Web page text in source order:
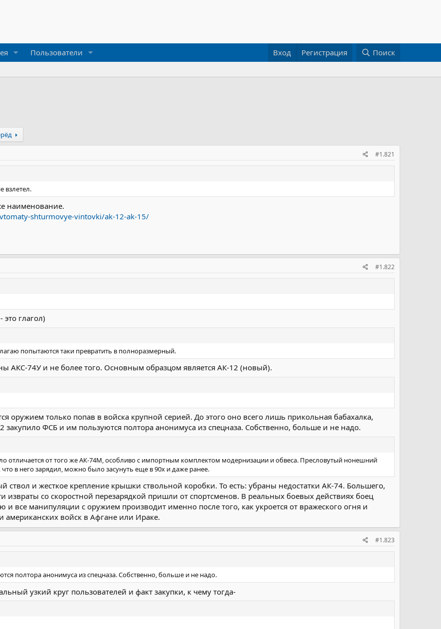
Пользователи Вход Регистрация Поиск
#1.821
взлетел.
наименование.
shturmovye-vintovki/ak-12-ak-15/
#1.822
глагол)
попытаются таки превратить в полноразмерный.
АКС-74У и не более того. Основным образцом является АК-12 (новый).
оружием только попав в войска крупной серией. До этого оно всего лишь прикольная бабахалка,
закупило ФСБ и им пользуются полтора анонимуса из спецназа. Собственно, больше и не надо.
от того же АК-74М, особливо с импортным комплектом модернизации и обвеса. Пресловутый нонешний
в него зарядил, можно было засунуть еще в 90х и даже ранее.
ствол и жесткое крепление крышки ствольной коробки. То есть: убраны недостатки АК-74. Большего,
извраты со скоростной перезарядкой пришли от спортсменов. В реальных боевых действиях боец
и все манипуляции с оружием производит именно после того, как укроется от вражеского огня и
войск в Афгане или Ираке.
#1.823
полтора анонимуса из спецназа. Собственно, больше и не надо.
узкий круг пользователей и факт закупки, к чему тогда-